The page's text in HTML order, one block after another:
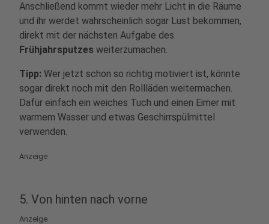
Anschließend kommt wieder mehr Licht in die Räume
und ihr werdet wahrscheinlich sogar Lust bekommen,
direkt mit der nächsten Aufgabe des
Frühjahrsputzes weiterzumachen.
Tipp: Wer jetzt schon so richtig motiviert ist, könnte
sogar direkt noch mit den Rollläden weitermachen.
Dafür einfach ein weiches Tuch und einen Eimer mit
warmem Wasser und etwas Geschirrspülmittel
verwenden.
Anzeige
5. Von hinten nach vorne
Anzeige